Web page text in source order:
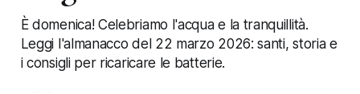
È domenica! Celebriamo l'acqua e la tranquillità.
Leggi l'almanacco del 22 marzo 2026: santi, storia e
i consigli per ricaricare le batterie.